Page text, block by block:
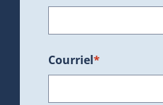
Courriel*